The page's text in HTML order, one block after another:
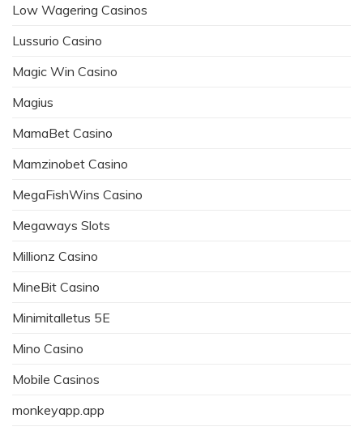
Low Wagering Casinos
Lussurio Casino
Magic Win Casino
Magius
MamaBet Casino
Mamzinobet Casino
MegaFishWins Casino
Megaways Slots
Millionz Casino
MineBit Casino
Minimitalletus 5E
Mino Casino
Mobile Casinos
monkeyapp.app